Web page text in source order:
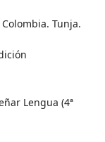
Tunja.
Lengua (4ª